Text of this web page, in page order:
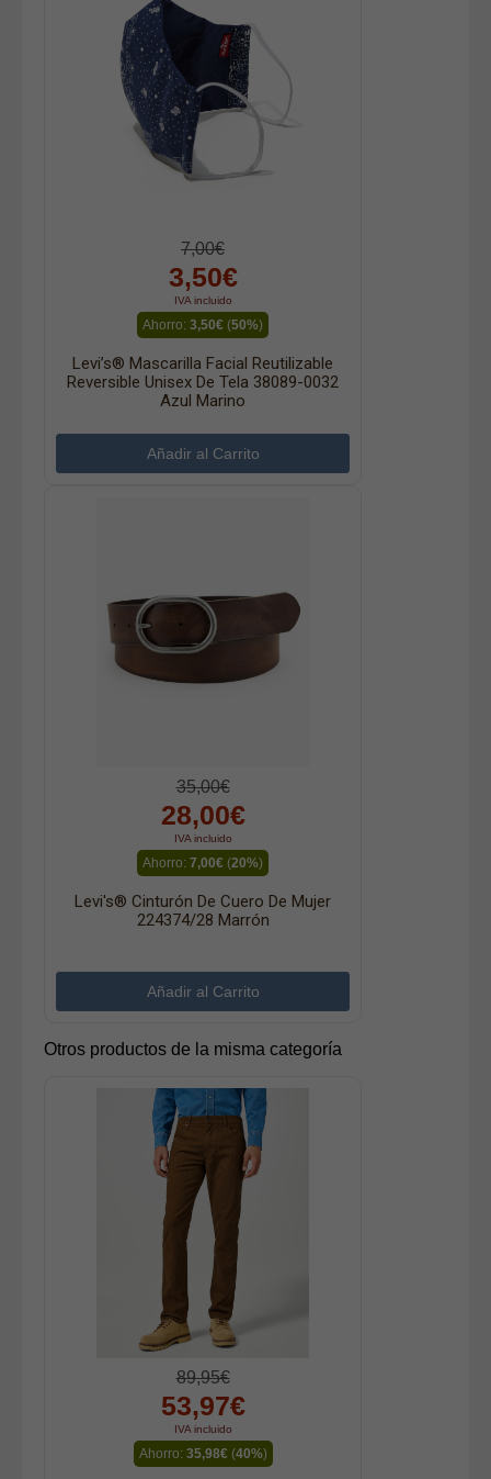
7,00€
3,50€
IVA incluido
Ahorro: 3,50€ (50%)
Levi’s® Mascarilla Facial Reutilizable
Reversible Unisex De Tela 38089-0032
Azul Marino
35,00€
28,00€
IVA incluido
Ahorro: 7,00€ (20%)
Levi's® Cinturón De Cuero De Mujer
224374/28 Marrón
Otros productos de la misma categoría
89,95€
53,97€
IVA incluido
Ahorro: 35,98€(40%)